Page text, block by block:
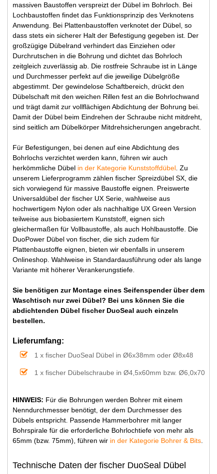
massiven Baustoffen verspreizt der Dübel im Bohrloch. Bei
Lochbaustoffen findet das Funktionsprinzip des Verknotens
Anwendung. Bei Plattenbaustoffen verknotet der Dübel, so
dass stets ein sicherer Halt der Befestigung gegeben ist. Der
großzügige Dübelrand verhindert das Einziehen oder
Durchrutschen in die Bohrung und dichtet das Bohrloch
zeitgleich zuverlässig ab. Die rostfreie Schraube ist in Länge
und Durchmesser perfekt auf die jeweilige Dübelgröße
abgestimmt. Der gewindelose Schaftbereich, drückt den
Dübelschaft mit den weichen Rillen fest an die Bohrlochwand
und trägt damit zur vollflächigen Abdichtung der Bohrung bei.
Damit der Dübel beim Eindrehen der Schraube nicht mitdreht,
sind seitlich am Dübelkörper Mitdrehsicherungen angebracht.
Für Befestigungen, bei denen auf eine Abdichtung des
Bohrlochs verzichtet werden kann, führen wir auch
herkömmliche Dübel in der Kategorie Kunststoffdübel . Zu
unserem Lieferprogramm zählen fischer Spreizdübel SX, die
sich vorwiegend für massive Baustoffe eignen. Preiswerte
Universaldübel der fischer UX Serie, wahlweise aus
hochwertigem Nylon oder als nachhaltige UX Green Version
teilweise aus biobasiertem Kunststoff, eignen sich
gleichermaßen für Vollbaustoffe, als auch Hohlbaustoffe. Die
DuoPower Dübel von fischer, die sich zudem für
Plattenbaustoffe eignen, bieten wir ebenfalls in unserem
Onlineshop. Wahlweise in Standardausführung oder als lange
Variante mit höherer Verankerungstiefe.
Sie benötigen zur Montage eines Seifenspender über dem
Waschtisch nur zwei Dübel? Bei uns können Sie die
abdichtenden Dübel fischer DuoSeal auch einzeln
bestellen.
Lieferumfang:
1 x fischer DuoSeal Dübel in Ø6x38mm oder Ø8x48
1 x fischer Dübelschraube in Ø4,5x60mm bzw. Ø6,0x70
HINWEIS: Für die Bohrungen werden Bohrer mit einem
Nenndurchmesser benötigt, der dem Durchmesser des
Dübels entspricht. Passende Hammerbohrer mit langer
Bohrspirale für die erforderliche Bohrlochtiefe von mehr als
65mm (bzw. 75mm), führen wir in der Kategorie Bohrer & Bits
Technische Daten der fischer DuoSeal Dübel